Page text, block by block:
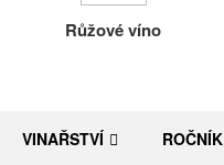
Růžové víno
VINAŘSTVÍ ROČNÍK